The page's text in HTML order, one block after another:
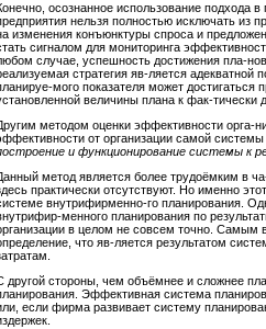
осознанное использование подхода
нельзя полностью исключать из
изменения конъюнктуры спроса и
сигналом для мониторинга
случае, успешность достижения пла-
стратегия яв-ляется
мого показателя может
величины плана к фак-
методом оценки эффективности орга-
от организации самой
и функционирование системы к
метод является более трудоёмким в
практически отсутствуют. Но именно
внутрифирменно-го планирования.
менного планирования по
в целом не совсем точно.
что яв-ляется результатом
другой стороны, чем объёмнее и сложнее
Эффективная система
если фирма развивает систему